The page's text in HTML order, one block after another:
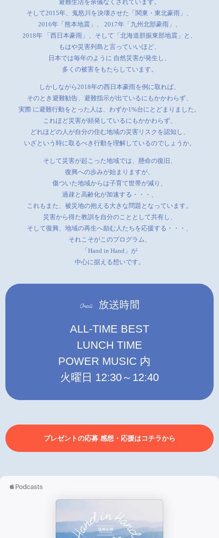
避難生活を余儀なくされています。
そして2015年、鬼怒川を決壊させた「関東・東北豪雨」、
2016年「熊本地震」、
2017年「九州北部豪雨」、
2018年 「西日本豪雨」、そして「北海道胆振東部地震」と、
もはや災害列島と言っていいほど、
日本では毎年のように 自然災害が発生し、
多くの被害をもたらしています。
しかしながら2018年の西日本豪雨を例に取れば、
そのとき避難勧告、避難指示が出ているにもかかわらず、
実際 に避難行動をとった人は、わずか1%台にとどまりました。
これほど災害が頻発しているにもかかわらず、
どれほどの人が自分の住む地域の災害リスクを認知し、
いざという時に取るべき行動を理解しているのでしょうか。
そして災害が起こった地域では、懸命の復旧、
復興への歩みが始まりますが、
傷ついた地域からは子育て世帯が減り、
過疎と高齢化が加速する・・・、
これもまた、被災地の抱える大きな問題となっています。
災害から得た教訓を自分のこととして共有し、
そして復興、地域の再生へ励む人たちを応援する・・・、
それこそがこのプログラム、
「Hand in Hand」が
中心に据える想いです。
ALL-TIME BEST
LUNCH TIME
POWER MUSIC 内
火曜日 12:30～12:40
プレゼントの応募 感想・応援はコチラから